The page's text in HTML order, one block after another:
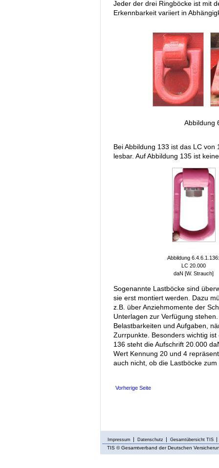
Jeder der drei Ringböcke ist mit
Erkennbarkeit variiert in
Abbildung
Bei Abbildung 133 ist das LC
lesbar. Auf Abbildung 135 ist
Abbildung
LC 20.000
daN [W. Strauch]
Sogenannte Lastböcke sind
sie erst montiert werden. Dazu
z.B. über Anziehmomente der
Unterlagen zur Verfügung
Belastbarkeiten und Aufgaben,
Zurrpunkte. Besonders wichtig
136 steht die Aufschrift 20.000
Wert Kennung 20 und 4
auch nicht, ob die Lastböcke
Vorherige Seite
Impressum Datenschutz Gesamtübersicht TIS
TIS © Gesamtverband der Deutschen